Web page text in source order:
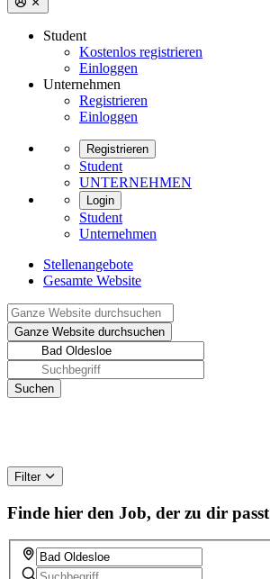
Student
Kostenlos registrieren
Einloggen
Unternehmen
Registrieren
Einloggen
Registrieren
Student
UNTERNEHMEN
Login
Student
Unternehmen
Stellenangebote
Gesamte Website
Filter
Finde hier den Job, der zu dir passt